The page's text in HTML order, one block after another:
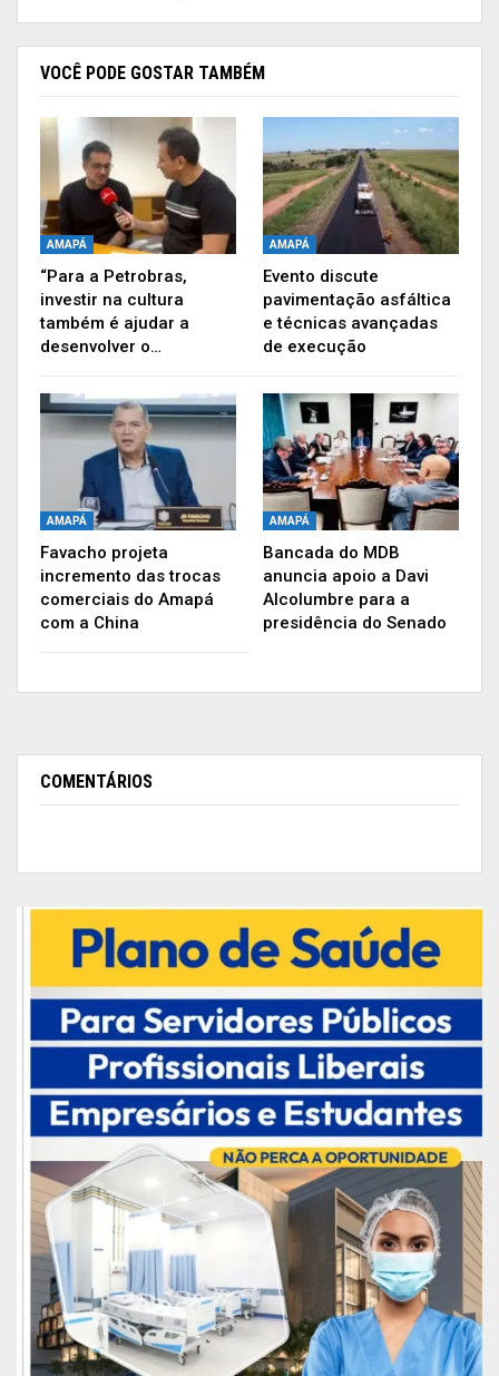
VOCÊ PODE GOSTAR TAMBÉM
AMAPÁ
“Para a Petrobras,
investir na cultura
também é ajudar a
desenvolver o…
AMAPÁ
Evento discute
pavimentação asfáltica
e técnicas avançadas
de execução
AMAPÁ
Favacho projeta
incremento das trocas
comerciais do Amapá
com a China
AMAPÁ
Bancada do MDB
anuncia apoio a Davi
Alcolumbre para a
presidência do Senado
COMENTÁRIOS